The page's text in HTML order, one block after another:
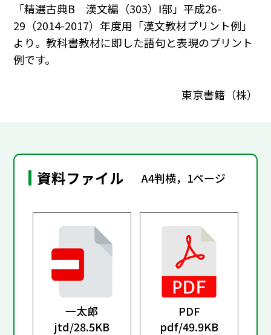
「精選古典B 漢文編（303）Ⅰ部」平成26-
29（2014-2017）年度用「漢文教材プリント例」
より。教科書教材に即した語句と表現のプリント
例です。
東京書籍（株）
資料ファイル A4判横，1ページ
一太郎
jtd/28.5KB
PDF
pdf/49.9KB